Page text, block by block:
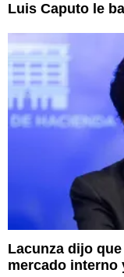
Luis Caputo le
Lacunza dijo
mercado interno